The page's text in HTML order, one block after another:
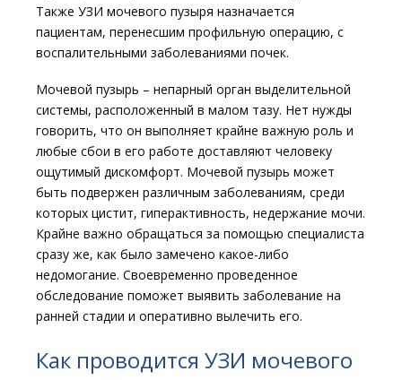
Также УЗИ мочевого пузыря назначается
пациентам, перенесшим профильную операцию, с
воспалительными заболеваниями почек.
Мочевой пузырь – непарный орган выделительной
системы, расположенный в малом тазу. Нет нужды
говорить, что он выполняет крайне важную роль и
любые сбои в его работе доставляют человеку
ощутимый дискомфорт. Мочевой пузырь может
быть подвержен различным заболеваниям, среди
которых цистит, гиперактивность, недержание мочи.
Крайне важно обращаться за помощью специалиста
сразу же, как было замечено какое-либо
недомогание. Своевременно проведенное
обследование поможет выявить заболевание на
ранней стадии и оперативно вылечить его.
Как проводится УЗИ мочевого